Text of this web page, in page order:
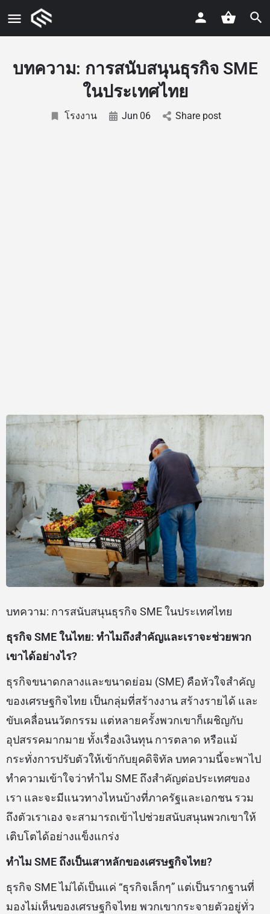
บทความ: การสนับสนุนธุรกิจ SME
ในประเทศไทย
โรงงาน Jun 06 Share post
บทความ: การสนับสนุนธุรกิจ SME ในประเทศไทย
ธุรกิจ SME ในไทย: ทำไมถึงสำคัญและเราจะช่วยพวก
เขาได้อย่างไร?
ธุรกิจขนาดกลางและขนาดย่อม (SME) คือหัวใจสำคัญ
ของเศรษฐกิจไทย เป็นกลุ่มที่สร้างงาน สร้างรายได้ และ
ขับเคลื่อนนวัตกรรม แต่หลายครั้งพวกเขาก็เผชิญกับ
อุปสรรคมากมาย ทั้งเรื่องเงินทุน การตลาด หรือแม้
กระทั่งการปรับตัวให้เข้ากับยุคดิจิทัล บทความนี้จะพาไป
ทำความเข้าใจว่าทำไม SME ถึงสำคัญต่อประเทศของ
เรา และจะมีแนวทางไหนบ้างที่ภาครัฐและเอกชน รวม
ถึงตัวเราเอง จะสามารถเข้าไปช่วยสนับสนุนพวกเขาให้
เติบโตได้อย่างแข็งแกร่ง
ทำไม SME ถึงเป็นเสาหลักของเศรษฐกิจไทย?
ธุรกิจ SME ไม่ได้เป็นแค่ “ธุรกิจเล็กๆ” แต่เป็นรากฐานที่
มองไม่เห็นของเศรษฐกิจไทย พวกเขากระจายตัวอยู่ทั่ว